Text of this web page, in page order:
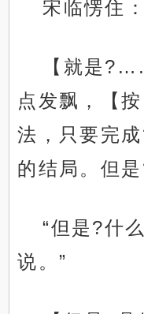
宋临愣住
【就是
点发飘，【
法，只要完
的结局。但
“但是?什
说。”